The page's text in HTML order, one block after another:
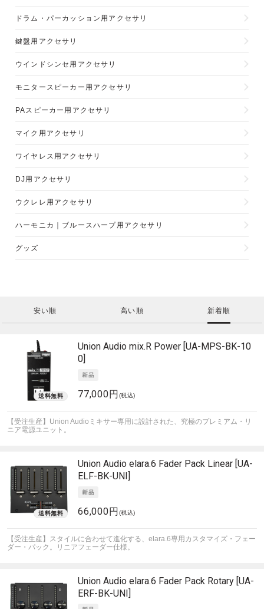
ドラム・パーカッション用アクセサリ
鍵盤用アクセサリ
ウインドシンセ用アクセサリ
モニタースピーカー用アクセサリ
PAスピーカー用アクセサリ
マイク用アクセサリ
ワイヤレス用アクセサリ
DJ用アクセサリ
ウクレレ用アクセサリ
ハーモニカ｜ブルースハープ用アクセサリ
グッズ
安い順 高い順 新着順
Union Audio mix.R Power [UA-MPS-BK-10
0]
77,000円 (税込)
【受注生産】Union Audioミキサー専用に設計された、究極のプレミアム・リ
ニア電源ユニット。
Union Audio elara.6 Fader Pack Linear [UA-
ELF-BK-UNI]
66,000円 (税込)
【受注生産】スタイルに合わせて進化する、elara.6専用カスタマイズ・フェー
ダー・パック。リニアフェーダー仕様。
Union Audio elara.6 Fader Pack Rotary [UA-
ERF-BK-UNI]